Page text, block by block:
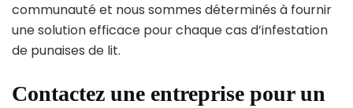
communauté et nous sommes déterminés à fournir
une solution efficace pour chaque cas d’infestation
de punaises de lit.
Contactez une entreprise pour un